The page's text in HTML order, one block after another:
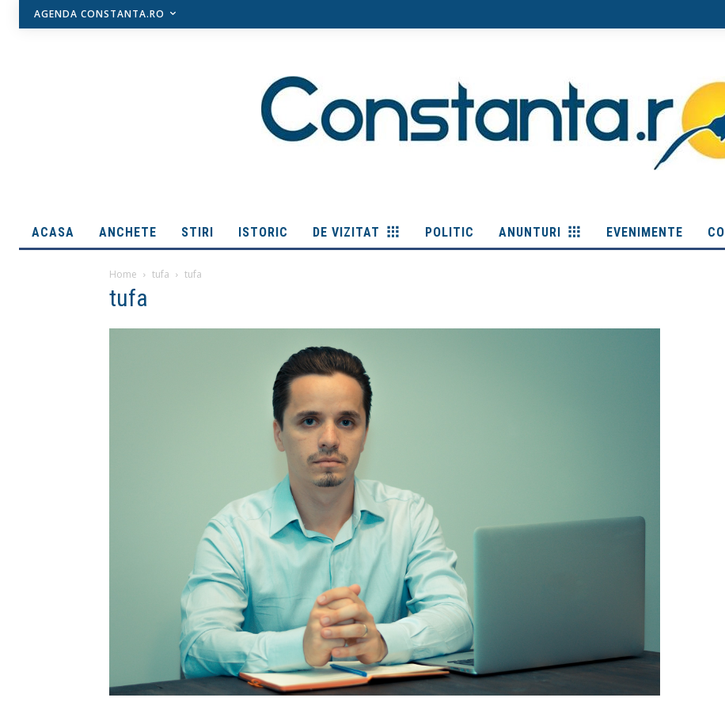
AGENDA CONSTANTA.RO
ACASA ANCHETE STIRI ISTORIC DE VIZITAT POLITIC ANUNTURI EVENIMENTE
Home tufa tufa
tufa